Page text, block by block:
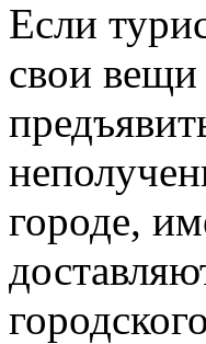
Если
свои
городе,